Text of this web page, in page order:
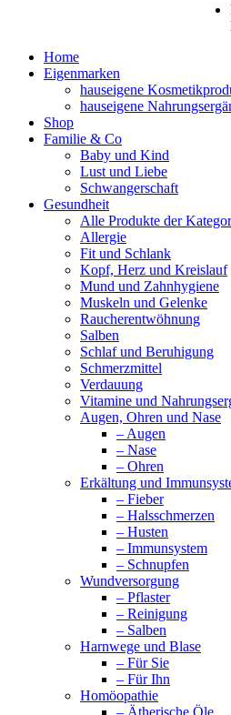
Home
Eigenmarken
hauseigene
hauseigene
Shop
Familie & Co
Baby und Kind
Lust und Liebe
Schwangerschaft
Gesundheit
Alle Produkte der
Allergie
Fit und Schlank
Kopf, Herz und Kreislauf
Mund und Zahnhygiene
Muskeln und Gelenke
Raucherentwöhnung
Salben
Schlaf und Beruhigung
Schmerzmittel
Verdauung
Vitamine und
Augen, Ohren und Nase
– Augen
– Nase
– Ohren
Erkältung und
– Fieber
– Halsschmerzen
– Husten
– Immunsystem
– Schnupfen
Wundversorgung
– Pflaster
– Reinigung
– Salben
Harnwege und Blase
– Für Sie
– Für Ihn
Homöopathie
– Ätherische Öle